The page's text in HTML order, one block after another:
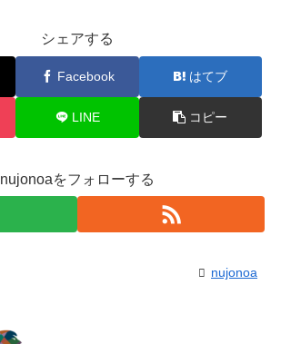
シェアする
Facebook はてブ
LINE コピー
nujonoaをフォローする
nujonoa